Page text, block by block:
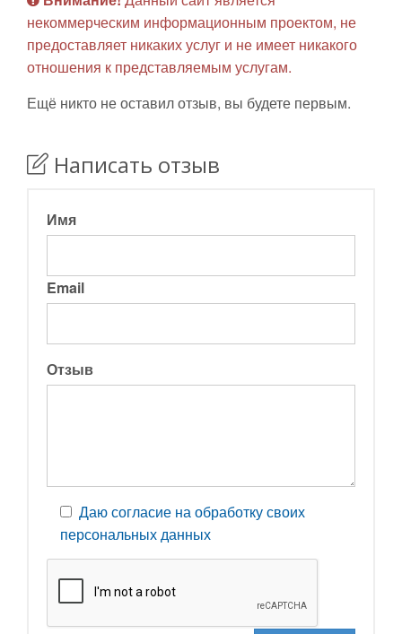
некоммерческим информационным проектом, не
предоставляет никаких услуг и не имеет никакого
отношения к представляемым услугам.
Ещё никто не оставил отзыв, вы будете первым.
Написать отзыв
Имя
Email
Отзыв
Даю согласие на обработку своих
персональных данных